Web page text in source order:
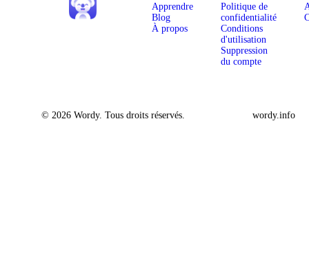
Apprendre
Blog
À propos
Politique de
confidentialité
Conditions
d'utilisation
Suppression
du compte
© 2026 Wordy. Tous droits réservés. wordy.info